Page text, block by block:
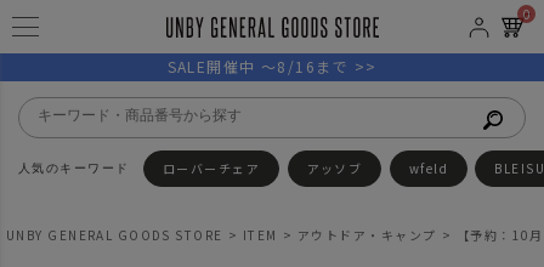
0
SALE開催中 ～8/16まで >>
ローバーチェア アッソブ wfeld
UNBY GENERAL GOODS STORE ITEM アウトドア・キャンプ 【予約：10